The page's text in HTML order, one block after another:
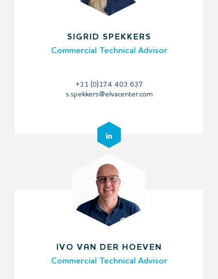
SIGRID SPEKKERS
Commercial Technical Advisor
+31 (0)174 403 637
s.spekkers@elvacenter.com
IVO VAN DER HOEVEN
Commercial Technical Advisor